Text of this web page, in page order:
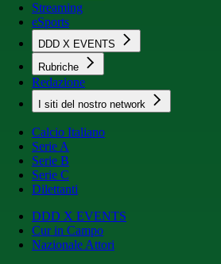
Streaming
eSports
DDD X EVENTS
Rubriche
Redazione
I siti del nostro network
Calcio Italiano
Serie A
Serie B
Serie C
Dilettanti
DDD X EVENTS
Cur in Campo
Nazionale Attori